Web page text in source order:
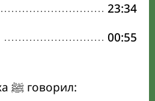
23:34
00:55
Посланник Аллаха ﷺ говорил: